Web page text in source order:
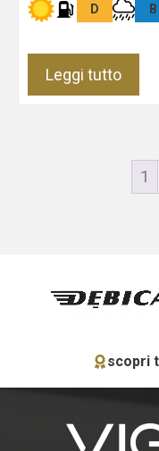
D B
Leggi tutto
1
scopri